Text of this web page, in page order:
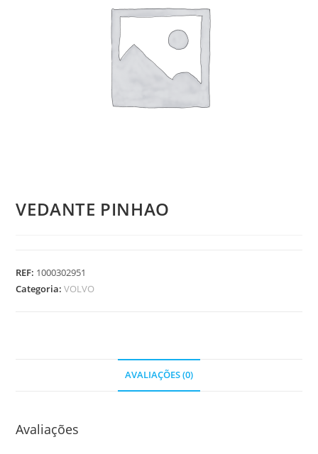
VEDANTE PINHAO
REF: 1000302951
Categoria:VOLVO
AVALIAÇÕES (0)
Avaliações